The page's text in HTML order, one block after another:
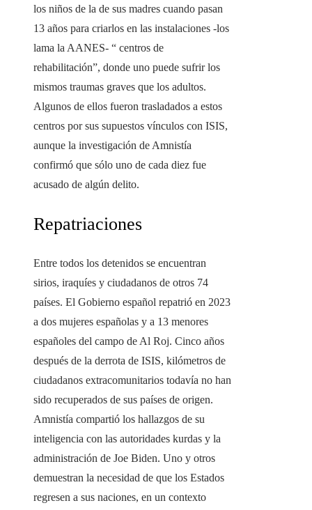
los niños de la de sus madres cuando pasan
13 años para criarlos en las instalaciones -los
lama la AANES- “ centros de
rehabilitación”, donde uno puede sufrir los
mismos traumas graves que los adultos.
Algunos de ellos fueron trasladados a estos
centros por sus supuestos vínculos con ISIS,
aunque la investigación de Amnistía
confirmó que sólo uno de cada diez fue
acusado de algún delito.
Repatriaciones
Entre todos los detenidos se encuentran
sirios, iraquíes y ciudadanos de otros 74
países. El Gobierno español repatrió en 2023
a dos mujeres españolas y a 13 menores
españoles del campo de Al Roj. Cinco años
después de la derrota de ISIS, kilómetros de
ciudadanos extracomunitarios todavía no han
sido recuperados de sus países de origen.
Amnistía compartió los hallazgos de su
inteligencia con las autoridades kurdas y la
administración de Joe Biden. Uno y otros
demuestran la necesidad de que los Estados
regresen a sus naciones, en un contexto